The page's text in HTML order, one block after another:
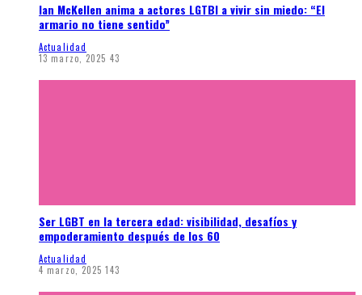
Ian McKellen anima a actores LGTBI a vivir sin miedo: “El
armario no tiene sentido”
Actualidad
13 marzo, 2025 43
Ser LGBT en la tercera edad: visibilidad, desafíos y
empoderamiento después de los 60
Actualidad
4 marzo, 2025 143